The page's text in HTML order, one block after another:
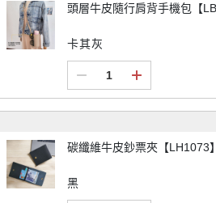
頭層牛皮隨行肩背手機包【
卡其灰
碳纖維牛皮鈔票夾【LH1073】
黑